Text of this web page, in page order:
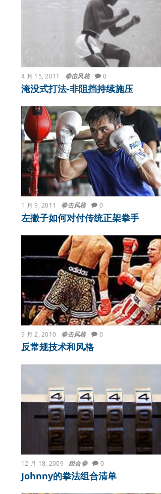
4 月 15, 2011 拳击风格 0
淹没式打法-非阻挡持续施压
1 月 9, 2011 拳击风格 0
左撇子如何对付传统正架拳手
9 月 2, 2010 拳击风格 0
反常规技术和风格
12 月 18, 2009 组合拳 0
Johnny的拳法组合清单